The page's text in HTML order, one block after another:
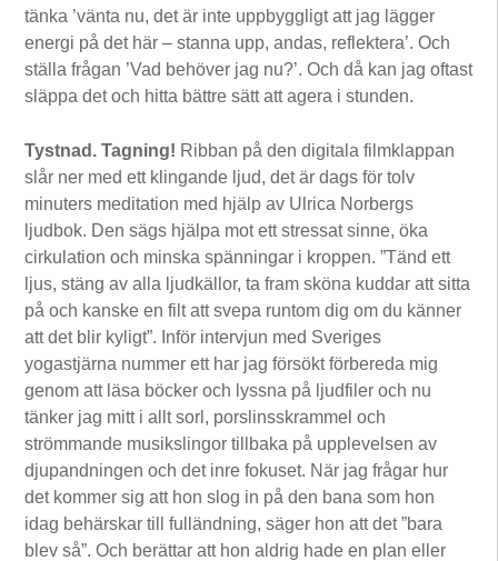
tänka ’vänta nu, det är inte uppbyggligt att jag lägger
energi på det här – stanna upp, andas, reflektera’. Och
ställa frågan ’Vad behöver jag nu?’. Och då kan jag oftast
släppa det och hitta bättre sätt att agera i stunden.
Tystnad. Tagning! Ribban på den digitala filmklappan
slår ner med ett klingande ljud, det är dags för tolv
minuters meditation med hjälp av Ulrica Norbergs
ljudbok. Den sägs hjälpa mot ett stressat sinne, öka
cirkulation och minska spänningar i kroppen. ”Tänd ett
ljus, stäng av alla ljudkällor, ta fram sköna kuddar att sitta
på och kanske en filt att svepa runtom dig om du känner
att det blir kyligt”. Inför intervjun med Sveriges
yogastjärna nummer ett har jag försökt förbereda mig
genom att läsa böcker och lyssna på ljudfiler och nu
tänker jag mitt i allt sorl, porslinsskrammel och
strömmande musikslingor tillbaka på upplevelsen av
djupandningen och det inre fokuset. När jag frågar hur
det kommer sig att hon slog in på den bana som hon
idag behärskar till fulländning, säger hon att det ”bara
blev så”. Och berättar att hon aldrig hade en plan eller